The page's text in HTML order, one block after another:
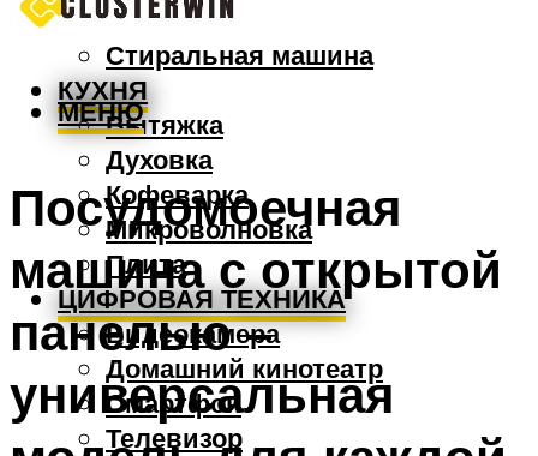
Швабра
Стиральная машина
КУХНЯ
Вытяжка
Духовка
Кофеварка
Микроволновка
Плита
ЦИФРОВАЯ ТЕХНИКА
Видеокамера
Домашний кинотеатр
Смартфон
Телевизор
МЕНЮ
Посудомоечная
машина с открытой
панелью –
универсальная